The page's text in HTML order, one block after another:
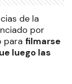
de la
por
para filmarse
luego las